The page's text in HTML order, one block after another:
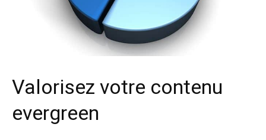
Valorisez votre contenu
evergreen